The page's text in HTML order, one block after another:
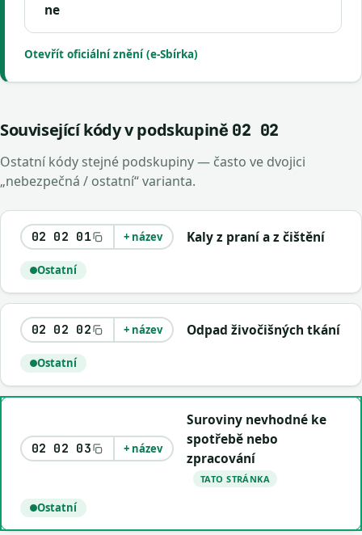
ne
Otevřít oficiální znění (e-Sbírka)
Související kódy v podskupině 02 02
Ostatní kódy stejné podskupiny — často ve dvojici
„nebezpečná / ostatní“ varianta.
02 02 01 + název Kaly z praní a z čištění
Ostatní
02 02 02 + název Odpad živočišných tkání
Ostatní
02 02 03 + název
Suroviny nevhodné ke
spotřebě nebo
zpracování
TATO STRÁNKA
Ostatní